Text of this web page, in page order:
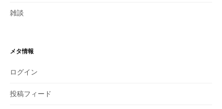
雑談
メタ情報
ログイン
投稿フィード